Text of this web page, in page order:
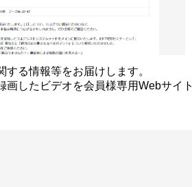
る情報等をお届けします。
画したビデオを会員様専用Webサイト